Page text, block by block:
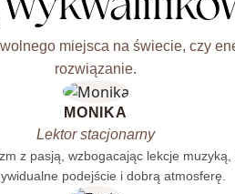
miejsca na świecie, czy
rozwiązanie.
MONIKA
Lektor stacjonarny
z pasją, wzbogacając lekcje
podejście i dobrą atmosferę.